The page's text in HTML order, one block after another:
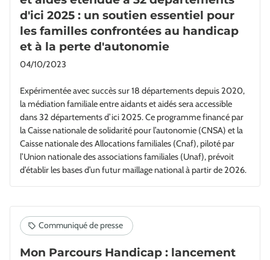
d'ici 2025 : un soutien essentiel pour
les familles confrontées au handicap
et à la perte d'autonomie
04/10/2023
Expérimentée avec succès sur 18 départements depuis 2020,
la médiation familiale entre aidants et aidés sera accessible
dans 32 départements d’ici 2025. Ce programme financé par
la Caisse nationale de solidarité pour l’autonomie (CNSA) et la
Caisse nationale des Allocations familiales (Cnaf), piloté par
l’Union nationale des associations familiales (Unaf), prévoit
d’établir les bases d’un futur maillage national à partir de 2026.
Mon Parcours Handicap : lancement